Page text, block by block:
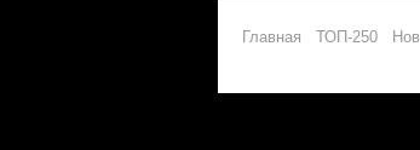
Главная ТОП-250